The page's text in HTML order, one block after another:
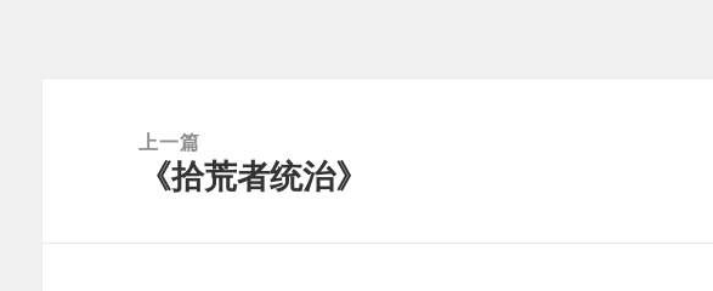
上一篇
上《拾荒者统治》